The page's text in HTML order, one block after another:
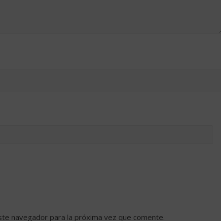
navegador para la próxima vez que comente.